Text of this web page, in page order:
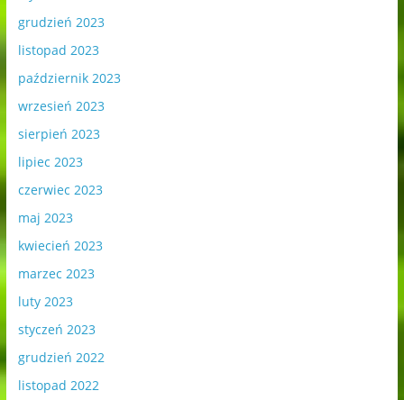
grudzień 2023
listopad 2023
październik 2023
wrzesień 2023
sierpień 2023
lipiec 2023
czerwiec 2023
maj 2023
kwiecień 2023
marzec 2023
luty 2023
styczeń 2023
grudzień 2022
listopad 2022